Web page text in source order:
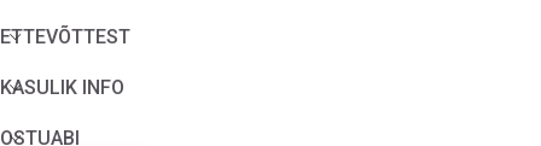
ETTEVÕTTEST
KASULIK INFO
OSTUABI